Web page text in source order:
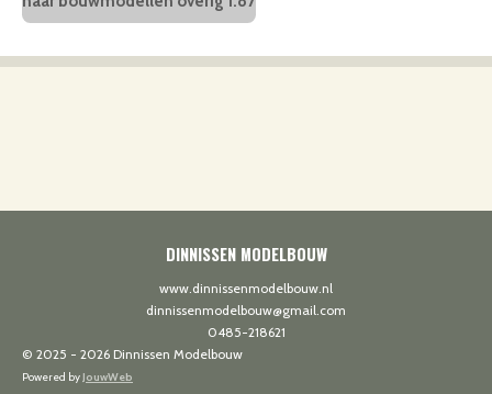
DINNISSEN MODELBOUW
www.dinnissenmodelbouw.nl
dinnissenmodelbouw@gmail.com
0485-218621
© 2025 - 2026 Dinnissen Modelbouw
Powered byJouwWeb